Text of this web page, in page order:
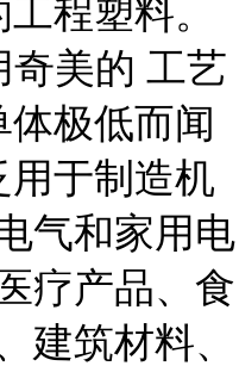
程塑料。
美的 工艺
极低而闻
于制造机
气和家用电
疗产品、食
建筑材料、